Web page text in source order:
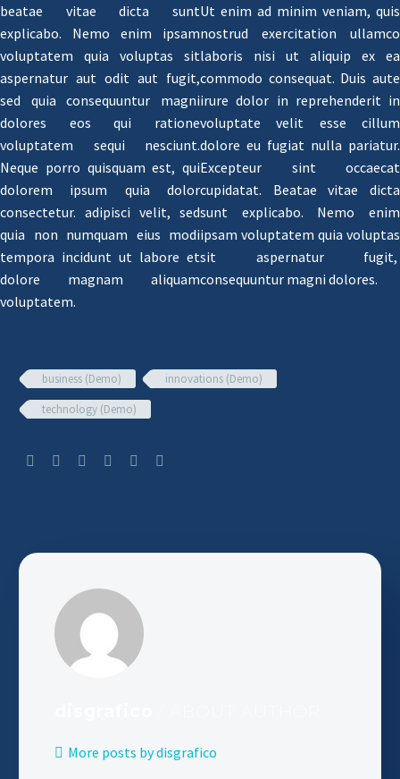
beatae vitae dicta sunt
explicabo. Nemo enim ipsam
voluptatem quia voluptas sit
aspernatur aut odit aut fugit,
sed quia consequuntur magni
dolores eos qui ratione
voluptatem sequi nesciunt.
Neque porro quisquam est, qui
dolorem ipsum quia dolor
consectetur. adipisci velit, sed
quia non numquam eius modi
tempora incidunt ut labore et
dolore magnam aliquam
voluptatem.
Ut enim ad minim veniam, quis
nostrud exercitation ullamco
laboris nisi ut aliquip ex ea
commodo consequat. Duis aute
irure dolor in reprehenderit in
voluptate velit esse cillum
dolore eu fugiat nulla pariatur.
Excepteur sint occaecat
cupidatat. Beatae vitae dicta
sunt explicabo. Nemo enim
ipsam voluptatem quia voluptas
sit aspernatur fugit,
consequuntur magni dolores.
business (Demo)
innovations (Demo)
technology (Demo)
More posts by disgrafico